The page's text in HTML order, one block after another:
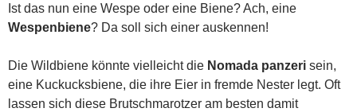
Ist das nun eine Wespe oder eine Biene? Ach, eine
Wespenbiene? Da soll sich einer auskennen!
Die Wildbiene könnte vielleicht die Nomada panzeri sein,
eine Kuckucksbiene, die ihre Eier in fremde Nester legt. Oft
lassen sich diese Brutschmarotzer am besten damit